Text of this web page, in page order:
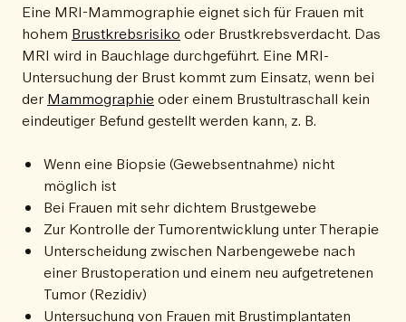
Eine MRI-Mammographie eignet sich für Frauen mit
hohem Brustkrebsrisiko oder Brustkrebsverdacht. Das
MRI wird in Bauchlage durchgeführt. Eine MRI-
Untersuchung der Brust kommt zum Einsatz, wenn bei
der Mammographieoder einem Brustultraschall kein
eindeutiger Befund gestellt werden kann, z. B.
Wenn eine Biopsie (Gewebsentnahme) nicht
möglich ist
Bei Frauen mit sehr dichtem Brustgewebe
Zur Kontrolle der Tumorentwicklung unter Therapie
Unterscheidung zwischen Narbengewebe nach
einer Brustoperation und einem neu aufgetretenen
Tumor (Rezidiv)
Untersuchung von Frauen mit Brustimplantaten